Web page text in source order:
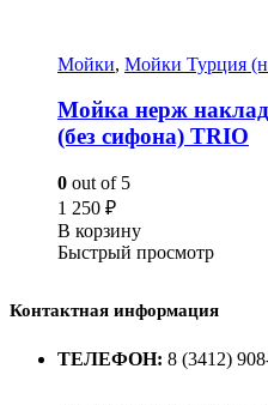
Мойки, Мойки Турция
Мойка нерж
(без сифона) TRIO
0 out of 5
1 250 ₽
В корзину
Быстрый просмотр
Контактная информация
ТЕЛЕФОН: 8 (3412)